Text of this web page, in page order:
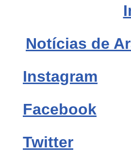
Notícias de
Instagram
Facebook
Twitter